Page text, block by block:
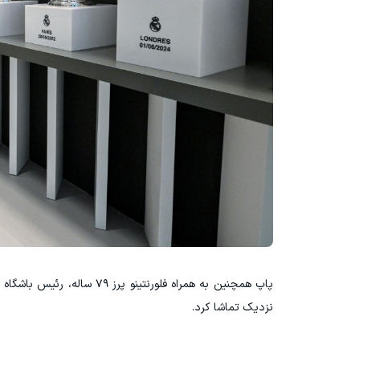
پاپ همچنین به همراه فلورنتینو پرز ۷۹ ساله، رئیس باشگاه
نزدیک تماشا کرد.